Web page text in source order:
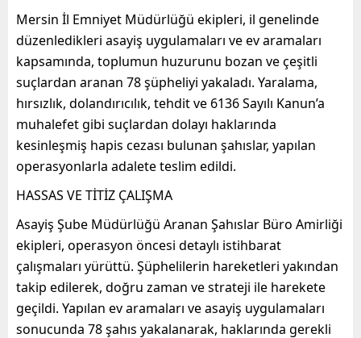
Mersin İl Emniyet Müdürlüğü ekipleri, il genelinde
düzenledikleri asayiş uygulamaları ve ev aramaları
kapsamında, toplumun huzurunu bozan ve çeşitli
suçlardan aranan 78 şüpheliyi yakaladı. Yaralama,
hırsızlık, dolandırıcılık, tehdit ve 6136 Sayılı Kanun’a
muhalefet gibi suçlardan dolayı haklarında
kesinleşmiş hapis cezası bulunan şahıslar, yapılan
operasyonlarla adalete teslim edildi.
HASSAS VE TİTİZ ÇALIŞMA
Asayiş Şube Müdürlüğü Aranan Şahıslar Büro Amirliği
ekipleri, operasyon öncesi detaylı istihbarat
çalışmaları yürüttü. Şüphelilerin hareketleri yakından
takip edilerek, doğru zaman ve strateji ile harekete
geçildi. Yapılan ev aramaları ve asayiş uygulamaları
sonucunda 78 şahıs yakalanarak, haklarında gerekli